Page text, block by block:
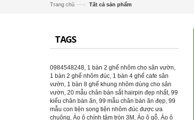
Trang chủ —› Tất cả sản phẩm
TAGS
0984548248, 1 bàn 2 ghế nhôm cho sân vườn,
1 bàn 2 ghế nhôm đúc, 1 bàn 4 ghế cafe sân
vườn, 1 bàn 8 ghế khung nhôm dùng cho sân
vườn, 20 mẫu chân bàn sắt hairpin đẹp nhất, 99
kiểu chân bàn ăn, 99 mẫu chân bàn ăn đẹp, 99
mẫu con tiện song tiện nhôm đúc được ưa
chuộng, Áo ô chính tâm tròn 3M , Áo ô gỗ, Áo ô